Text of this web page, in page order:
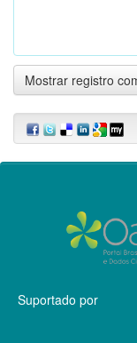
Mostrar registro
Suportado por